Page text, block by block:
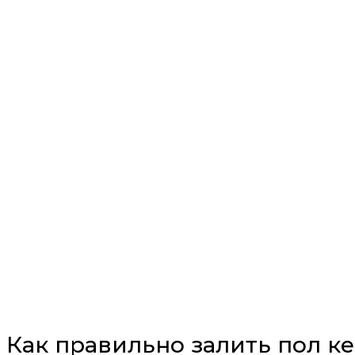
Как правильно залить пол